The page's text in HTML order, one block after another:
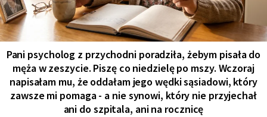
Pani psycholog z przychodni poradziła, żebym pisała do
męża w zeszycie. Piszę co niedzielę po mszy. Wczoraj
napisałam mu, że oddałam jego wędki sąsiadowi, który
zawsze mi pomaga - a nie synowi, który nie przyjechał
ani do szpitala, ani na rocznicę